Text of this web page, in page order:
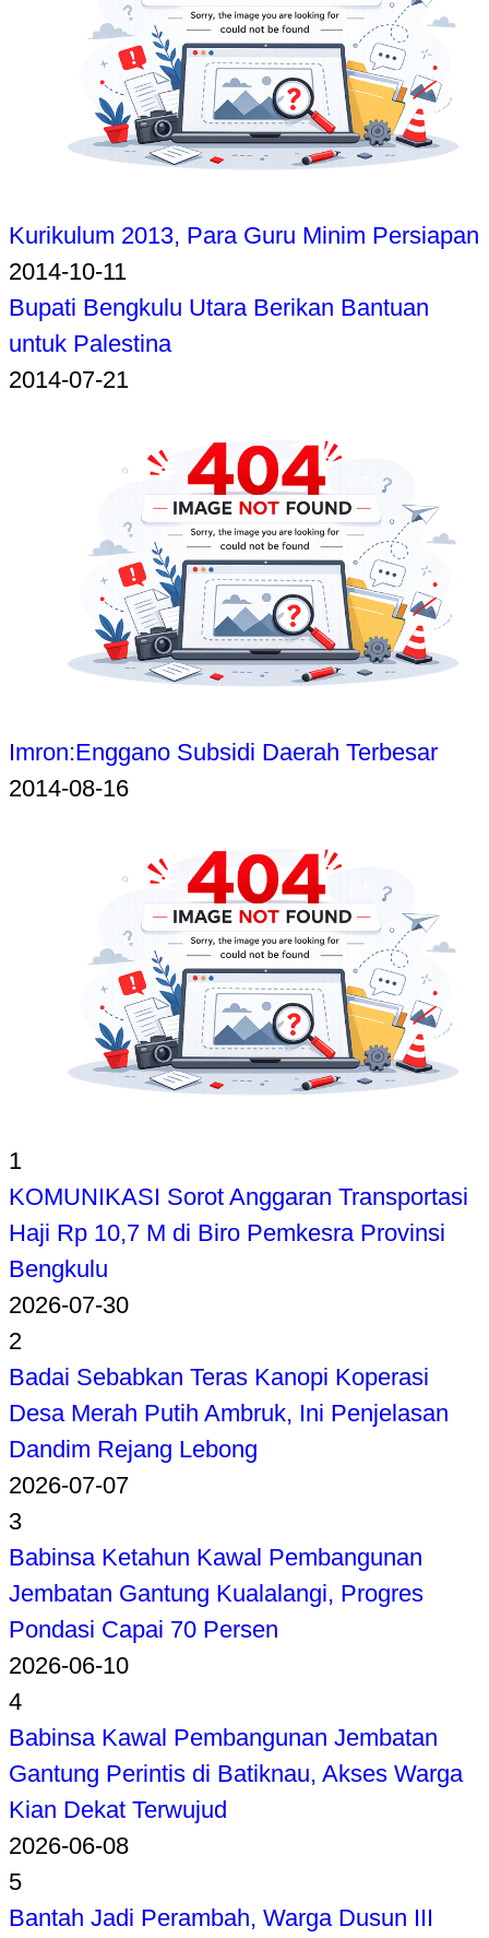
Kurikulum 2013, Para Guru Minim Persiapan
2014-10-11
Bupati Bengkulu Utara Berikan Bantuan
untuk Palestina
2014-07-21
Imron:Enggano Subsidi Daerah Terbesar
2014-08-16
1
KOMUNIKASI Sorot Anggaran Transportasi
Haji Rp 10,7 M di Biro Pemkesra Provinsi
Bengkulu
2026-07-30
2
Badai Sebabkan Teras Kanopi Koperasi
Desa Merah Putih Ambruk, Ini Penjelasan
Dandim Rejang Lebong
2026-07-07
3
Babinsa Ketahun Kawal Pembangunan
Jembatan Gantung Kualalangi, Progres
Pondasi Capai 70 Persen
2026-06-10
4
Babinsa Kawal Pembangunan Jembatan
Gantung Perintis di Batiknau, Akses Warga
Kian Dekat Terwujud
2026-06-08
5
Bantah Jadi Perambah, Warga Dusun III